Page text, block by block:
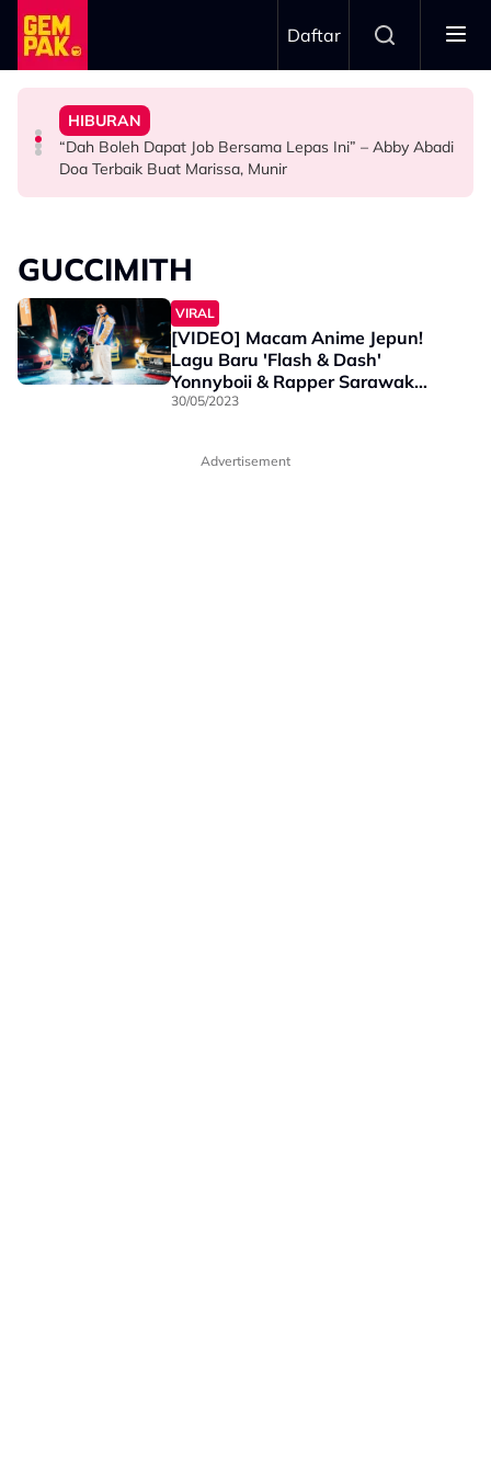
Skip to main content
Daftar
HIBURAN
Bawa Anak Ke Klinik, Syasya Rizal Terkejut Dikenali
Doktor
HIBURAN
“Dah Boleh Dapat Job Bersama Lepas Ini” – Abby Abadi
Doa Terbaik Buat Marissa, Munir
BERITA
Kasihnya Ibu, Ikan Lumba-Lumba Enggan Tinggalkan
Anak Yang Sudah Mati
ANTARABANGSA
Pengantin Penat Sampai Tertidur Atas Pelamin
GUCCIMITH
VIRAL
[VIDEO] Macam Anime Jepun!
Lagu Baru 'Flash & Dash'
Yonnyboii & Rapper Sarawak
GUCCIMITH Memang Next Level!
30/05/2023
Advertisement